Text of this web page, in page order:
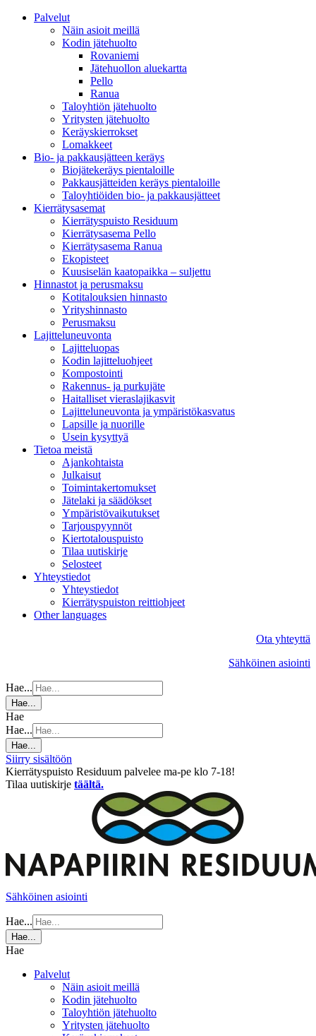
Palvelut
Näin asioit meillä
Kodin jätehuolto
Rovaniemi
Jätehuollon aluekartta
Pello
Ranua
Taloyhtiön jätehuolto
Yritysten jätehuolto
Keräyskierrokset
Lomakkeet
Bio- ja pakkausjätteen keräys
Biojätekeräys pientaloille
Pakkausjätteiden keräys pientaloille
Taloyhtiöiden bio- ja pakkausjätteet
Kierrätysasemat
Kierrätyspuisto Residuum
Kierrätysasema Pello
Kierrätysasema Ranua
Ekopisteet
Kuusiselän kaatopaikka – suljettu
Hinnastot ja perusmaksu
Kotitalouksien hinnasto
Yrityshinnasto
Perusmaksu
Lajitteluneuvonta
Lajitteluopas
Kodin lajitteluohjeet
Kompostointi
Rakennus- ja purkujäte
Haitalliset vieraslajikasvit
Lajitteluneuvonta ja ympäristökasvatus
Lapsille ja nuorille
Usein kysyttyä
Tietoa meistä
Ajankohtaista
Julkaisut
Toimintakertomukset
Jätelaki ja säädökset
Ympäristövaikutukset
Tarjouspyynnöt
Kiertotalouspuisto
Tilaa uutiskirje
Selosteet
Yhteystiedot
Yhteystiedot
Kierrätyspuiston reittiohjeet
Other languages
Ota yhteyttä
Sähköinen asiointi
Hae...
Hae...
Hae
Hae...
Hae...
Siirry sisältöön
Kierrätyspuisto Residuum palvelee ma-pe klo 7-18!
Tilaa uutiskirje täältä.
Sähköinen asiointi
Hae...
Hae...
Hae
Palvelut
Näin asioit meillä
Kodin jätehuolto
Taloyhtiön jätehuolto
Yritysten jätehuolto